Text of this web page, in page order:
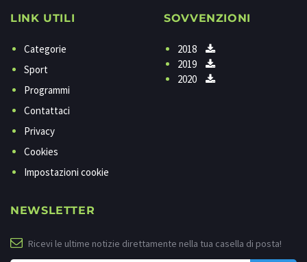
LINK UTILI
Categorie
Sport
Programmi
Contattaci
Privacy
Cookies
Impostazioni cookie
SOVVENZIONI
2018
2019
2020
NEWSLETTER
Ricevi le ultime notizie direttamente nella tua casella di posta!